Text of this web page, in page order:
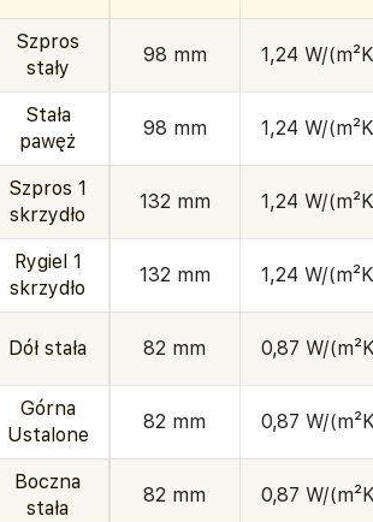
Szpros
stały
98 mm 1,24 W/
Stała
pawęż
98 mm 1,24 W/
Szpros 1
skrzydło
132 mm 1,24 W/
Rygiel 1
skrzydło
132 mm 1,24 W/
Dół stała 82 mm 0,87 W/
Górna
Ustalone
82 mm 0,87 W/
Boczna
stała
82 mm 0,87 W/